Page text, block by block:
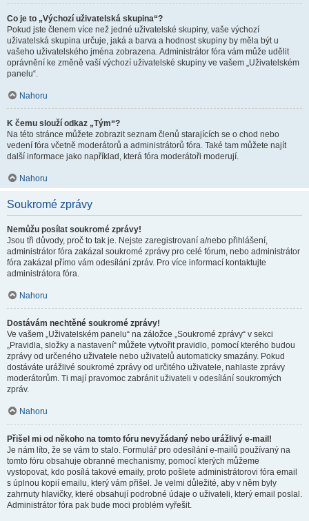
Co je to „Výchozí uživatelská skupina“?
Pokud jste členem více než jedné uživatelské skupiny, vaše výchozí
uživatelská skupina určuje, jaká a barva a hodnost skupiny by měla být u
vašeho uživatelského jména zobrazena. Administrátor fóra vám může udělit
oprávnění ke změně vaší výchozí uživatelské skupiny ve vašem „Uživatelském
panelu“.
Nahoru
K čemu slouží odkaz „Tým“?
Na této stránce můžete zobrazit seznam členů starajících se o chod nebo
vedení fóra včetně moderátorů a administrátorů fóra. Také tam můžete najít
další informace jako například, která fóra moderátoři moderují.
Nahoru
Soukromé zprávy
Nemůžu posílat soukromé zprávy!
Jsou tři důvody, proč to tak je. Nejste zaregistrovaní a/nebo přihlášení,
administrátor fóra zakázal soukromé zprávy pro celé fórum, nebo administrátor
fóra zakázal přímo vám odesílání zpráv. Pro více informací kontaktujte
administrátora fóra.
Nahoru
Dostávám nechtěné soukromé zprávy!
Ve vašem „Uživatelském panelu“ na záložce „Soukromé zprávy“ v sekci
„Pravidla, složky a nastavení“ můžete vytvořit pravidlo, pomocí kterého budou
zprávy od určeného uživatele nebo uživatelů automaticky smazány. Pokud
dostáváte urážlivé soukromé zprávy od určitého uživatele, nahlaste zprávy
moderátorům. Ti mají pravomoc zabránit uživateli v odesílání soukromých
zpráv.
Nahoru
Přišel mi od někoho na tomto fóru nevyžádaný nebo urážlivý e-mail!
Je nám líto, že se vám to stalo. Formulář pro odesílání e-mailů používaný na
tomto fóru obsahuje obranné mechanismy, pomocí kterých můžeme
vystopovat, kdo posílá takové emaily, proto pošlete administrátorovi fóra email
s úplnou kopií emailu, který vám přišel. Je velmi důležité, aby v něm byly
zahrnuty hlavičky, které obsahují podrobné údaje o uživateli, který email poslal.
Administrátor fóra pak bude moci problém vyřešit.